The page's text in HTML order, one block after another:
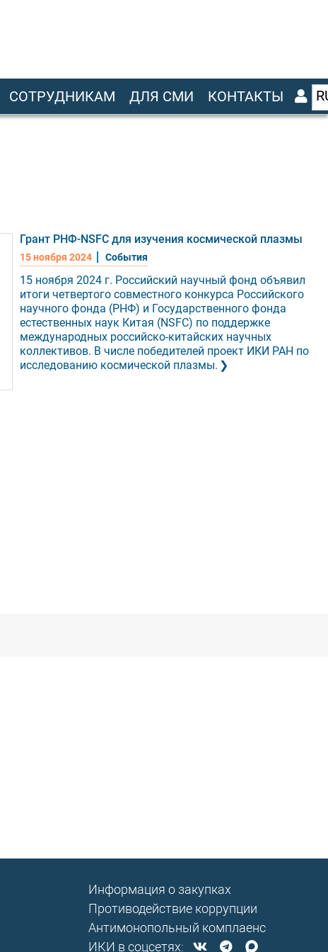
СОТРУДНИКАМ ДЛЯ СМИ КОНТАКТЫ
Грант РНФ-NSFC для изучения космической плазмы
15 ноября 2024 События
15 ноября 2024 г. Российский научный фонд объявил
итоги четвертого совместного конкурса Российского
научного фонда (РНФ) и Государственного фонда
естественных наук Китая (NSFC) по поддержке
международных российско-китайских научных
коллективов. В числе победителей проект ИКИ РАН по
исследованию космической плазмы.
Информация о закупках
Противодействие коррупции
Антимонопольный комплаенс
ИКИ в соцсетях: